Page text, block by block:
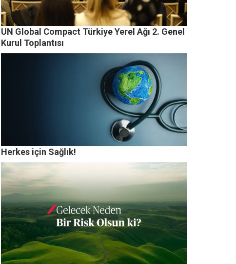
UN Global Compact Türkiye Yerel Ağı 2. Genel
Kurul Toplantısı
Herkes için Sağlık!